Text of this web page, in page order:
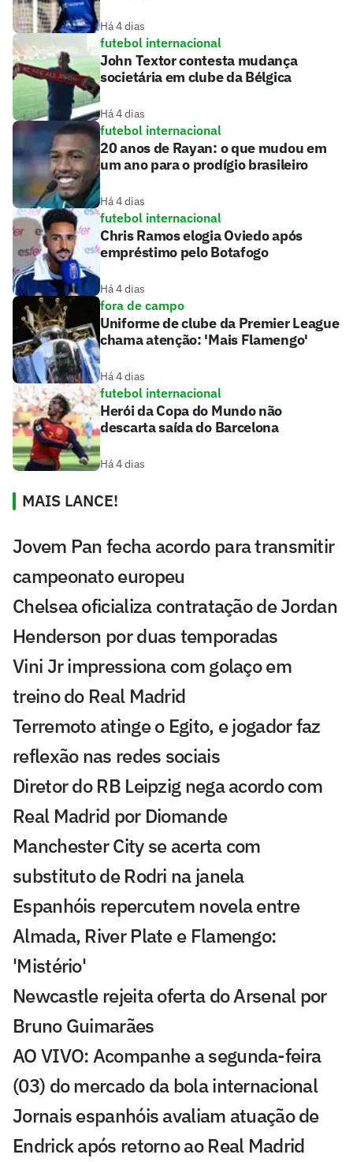
Há 4 dias
futebol internacional
John Textor contesta mudança
societária em clube da Bélgica
Há 4 dias
futebol internacional
20 anos de Rayan: o que mudou em
um ano para o prodígio brasileiro
Há 4 dias
futebol internacional
Chris Ramos elogia Oviedo após
empréstimo pelo Botafogo
Há 4 dias
fora de campo
Uniforme de clube da Premier League
chama atenção: 'Mais Flamengo'
Há 4 dias
futebol internacional
Herói da Copa do Mundo não
descarta saída do Barcelona
Há 4 dias
MAIS LANCE!
Jovem Pan fecha acordo para transmitir
campeonato europeu
Chelsea oficializa contratação de Jordan
Henderson por duas temporadas
Vini Jr impressiona com golaço em
treino do Real Madrid
Terremoto atinge o Egito, e jogador faz
reflexão nas redes sociais
Diretor do RB Leipzig nega acordo com
Real Madrid por Diomande
Manchester City se acerta com
substituto de Rodri na janela
Espanhóis repercutem novela entre
Almada, River Plate e Flamengo:
'Mistério'
Newcastle rejeita oferta do Arsenal por
Bruno Guimarães
AO VIVO: Acompanhe a segunda-feira
(03) do mercado da bola internacional
Jornais espanhóis avaliam atuação de
Endrick após retorno ao Real Madrid